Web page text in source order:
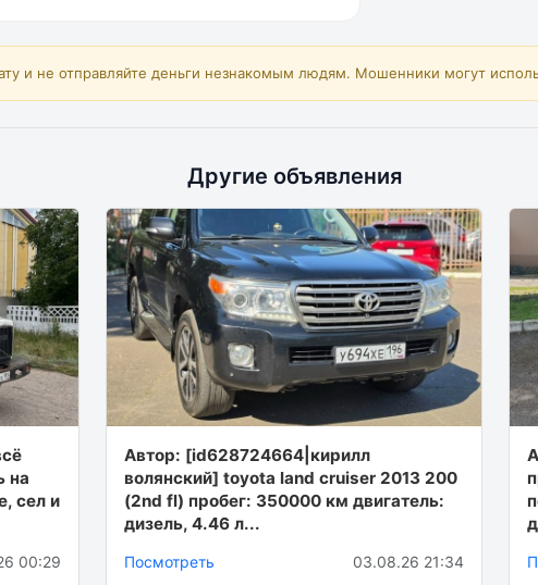
и не отправляйте деньги незнакомым людям. Мошенники могут
Другие объявления
на
сел и
00:29
Автор: [id628724664|кирилл
волянский] toyota land cruiser 2013 200
(2nd fl) пробег: 350000 км двигатель:
дизель, 4.46 л...
Посмотреть 03.08.26 21:34